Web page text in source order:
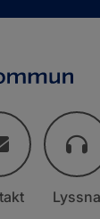
Lyssna